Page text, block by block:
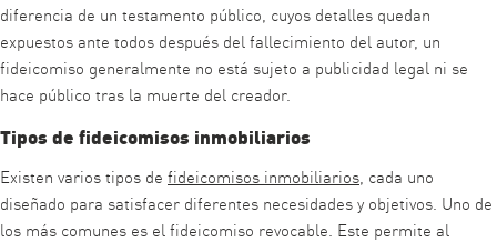
diferencia de un testamento público, cuyos detalles quedan
expuestos ante todos después del fallecimiento del autor, un
fideicomiso generalmente no está sujeto a publicidad legal ni se
hace público tras la muerte del creador.
Tipos de fideicomisos inmobiliarios
Existen varios tipos de fideicomisos inmobiliarios , cada uno
diseñado para satisfacer diferentes necesidades y objetivos. Uno de
los más comunes es el fideicomiso revocable. Este permite al